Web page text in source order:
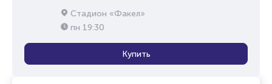
Стадион «Факел»
пн 19:30
Купить